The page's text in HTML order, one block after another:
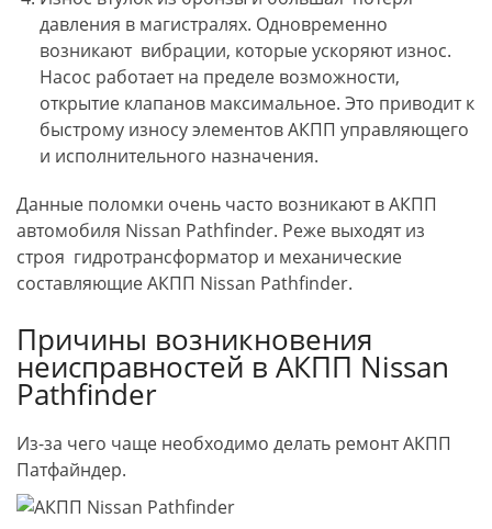
давления в магистралях. Одновременно
возникают вибрации, которые ускоряют износ.
Насос работает на пределе возможности,
открытие клапанов максимальное. Это приводит к
быстрому износу элементов АКПП управляющего
и исполнительного назначения.
Данные поломки очень часто возникают в АКПП
автомобиля Nissan Pathfinder. Реже выходят из
строя гидротрансформатор и механические
составляющие АКПП Nissan Pathfinder.
Причины возникновения
неисправностей в АКПП Nissan
Pathfinder
Из-за чего чаще необходимо делать ремонт АКПП
Патфайндер.